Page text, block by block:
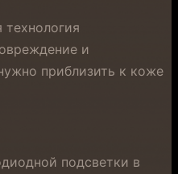
и
приблизить к коже
подсветки в